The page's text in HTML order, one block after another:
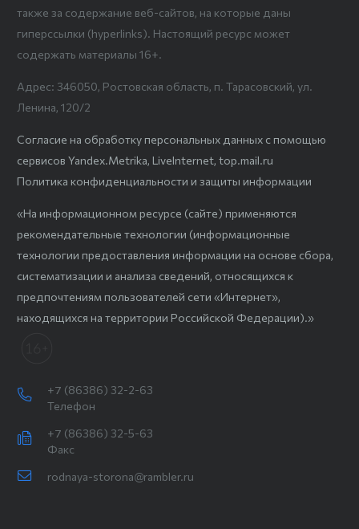
также за содержание веб-сайтов, на которые даны
гиперссылки (hyperlinks). Настоящий ресурс может
содержать материалы 16+.
Адрес: 346050, Ростовская область, п. Тарасовский, ул.
Ленина, 120/2
Согласие на обработку персональных данных с помощью
сервисов Yandex.Metrika, LiveInternet, top.mail.ru
Политика конфиденциальности и защиты информации
«На информационном ресурсе (сайте) применяются
рекомендательные технологии (информационные
технологии предоставления информации на основе сбора,
систематизации и анализа сведений, относящихся к
предпочтениям пользователей сети «Интернет»,
находящихся на территории Российской Федерации).»
+7 (86386) 32-2-63
Телефон
+7 (86386) 32-5-63
Факс
rodnaya-storona@rambler.ru